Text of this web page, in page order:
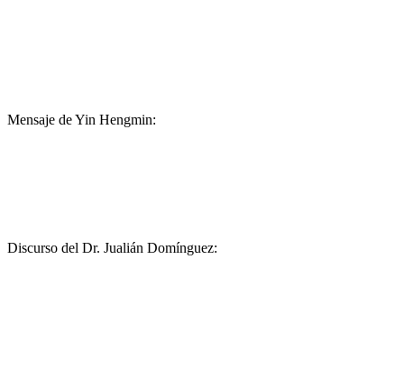
Mensaje de Yin Hengmin:
Discurso del Dr. Jualián Domínguez: